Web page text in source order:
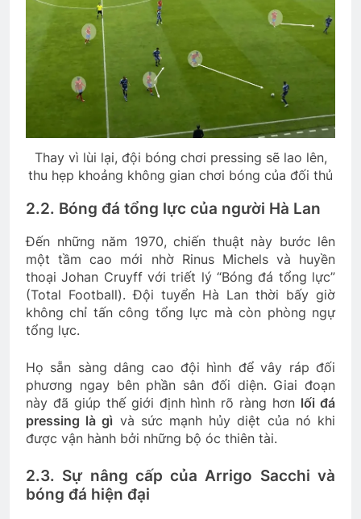
Thay vì lùi lại, đội bóng chơi pressing sẽ lao lên,
thu hẹp khoảng không gian chơi bóng của đối thủ
2.2. Bóng đá tổng lực của người Hà Lan
Đến những năm 1970, chiến thuật này bước lên
một tầm cao mới nhờ Rinus Michels và huyền
thoại Johan Cruyff với triết lý “Bóng đá tổng lực”
(Total Football). Đội tuyển Hà Lan thời bấy giờ
không chỉ tấn công tổng lực mà còn phòng ngự
tổng lực.
Họ sẵn sàng dâng cao đội hình để vây ráp đối
phương ngay bên phần sân đối diện. Giai đoạn
này đã giúp thế giới định hình rõ ràng hơn lối đá
pressing là gì và sức mạnh hủy diệt của nó khi
được vận hành bởi những bộ óc thiên tài.
2.3. Sự nâng cấp của Arrigo Sacchi và
bóng đá hiện đại